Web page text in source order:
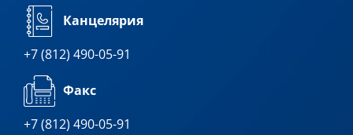
Канцелярия
+7 (812) 490-05-91
Факс
+7 (812) 490-05-91